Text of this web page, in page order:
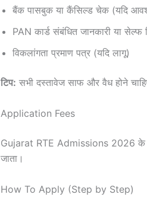
बैंक पासबुक या कैंसिल्ड चेक (यदि
PAN कार्ड संबंधित जानकारी या
विकलांगता प्रमाण पत्र (यदि लागू)
टिप: सभी दस्तावेज साफ और वैध होने
Application Fees
Gujarat RTE Admissions 2026 के
जाता।
How To Apply (Step by Step)